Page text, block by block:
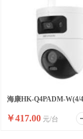
海康HK-Q4PADM-W(4/
双摄WiFi套装小球
￥417.00 元/台